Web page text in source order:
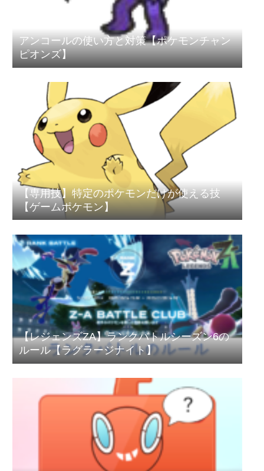
アンコールの使い方と対策【ポケモンチャン
ピオンズ】
【専用技】特定のポケモンだけが使える技
【ゲームポケモン】
【レジェンズZA】ランクバトルシーズン6の
ルール【ラグラージナイト】